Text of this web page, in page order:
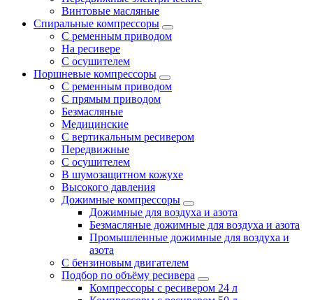
Винтовые масляные
Спиральные компрессоры
С ременным приводом
На ресивере
С осушителем
Поршневые компрессоры
С ременным приводом
С прямым приводом
Безмасляные
Медицинские
С вертикальным ресивером
Передвижные
С осушителем
В шумозащитном кожухе
Высокого давления
Дожимные компрессоры
Дожимные для воздуха и азота
Безмасляные дожимные для воздуха и азота
Промышленные дожимные для воздуха и
азота
С бензиновым двигателем
Подбор по объёму ресивера
Компрессоры с ресивером 24 л